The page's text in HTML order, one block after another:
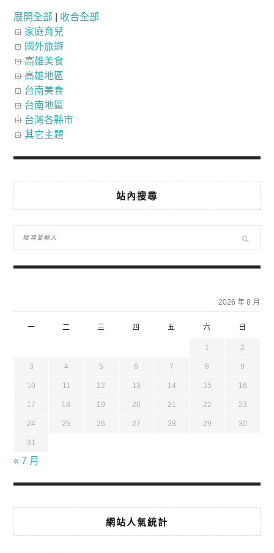
展開全部
收合全部
家庭育兒
國外旅遊
高雄美食
高雄地區
台南美食
台南地區
台灣各縣市
其它主題
站內搜尋
2026 年 8 月
一 二 三 四 五 六 日
1 2
3 4 5 6 7 8 9
10 11 12 13 14 15 16
17 18 19 20 21 22 23
24 25 26 27 28 29 30
31
« 7 月
網站人氣統計